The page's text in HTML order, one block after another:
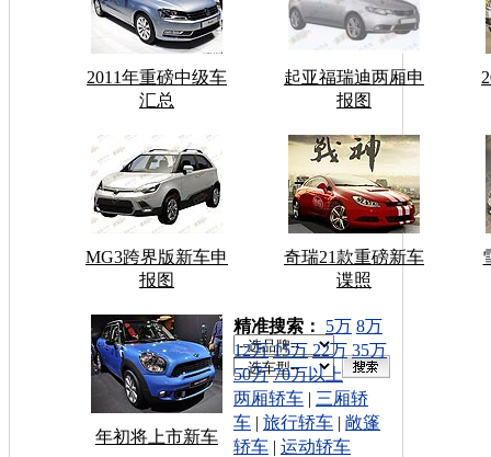
2011年重磅中级车
汇总
起亚福瑞迪两厢申
报图
MG3跨界版新车申
报图
奇瑞21款重磅新车
谍照
年初将上市新车
车型搜索：
精准搜索： 5万 8万
12万 15万 22万 35万
50万 70万以上
两厢轿车 | 三厢轿
车 | 旅行轿车 | 敞篷
轿车 | 运动轿车